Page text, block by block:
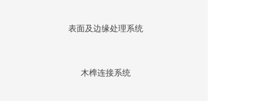
表面及边缘处理系统
木榫连接系统